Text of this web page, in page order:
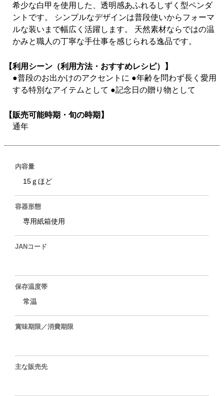
希少な白甲を使用した、透明感あふれるしずく型ペンダ
ントです。 シンプルなデザインは普段使いからフォーマ
ルな装いまで幅広く活躍します。 天然素材ならではの温
かみと職人の丁寧な手仕事を感じられる逸品です。
【利用シーン（利用方法・おすすめレシピ）】
●普段のお出かけのアクセントに ●年齢を問わず長く愛用
する特別なアイテムとして ●記念日の贈り物として
【販売可能時期・旬の時期】
通年
内容量
15ｇほど
容器形態
専用紙箱使用
JANコード
保存温度帯
常温
賞味期限／消費期限
主な販売先